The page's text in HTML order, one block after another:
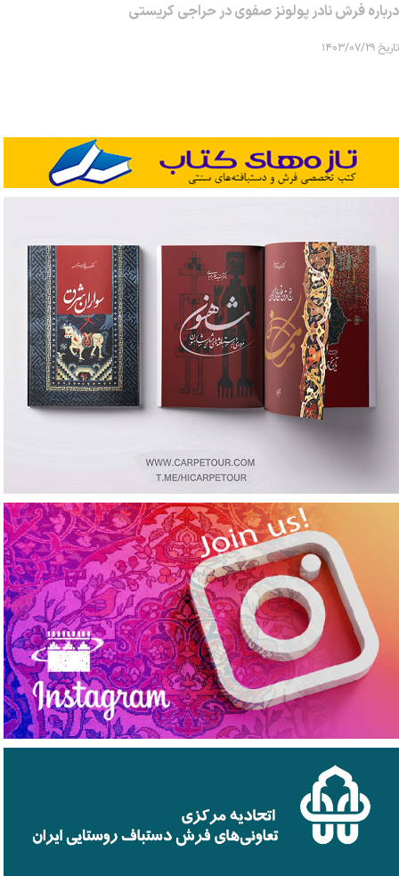
درباره فرش نادر پولونز صفوی در حراجی کریستی
تاریخ ۱۴۰۳/۰۷/۲۹